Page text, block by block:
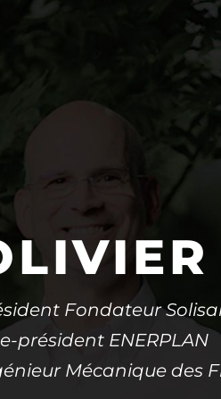
Fondateur
président ENERPLAN
Mécanique des